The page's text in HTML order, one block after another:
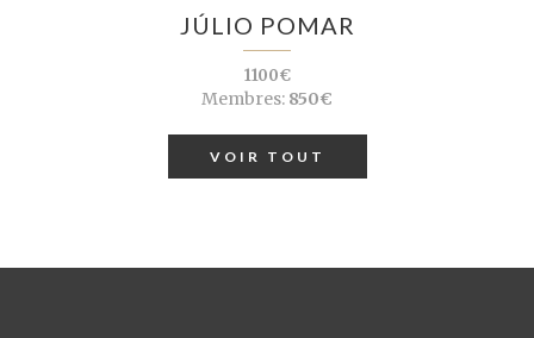
JÚLIO POMAR
1100€
Membres: 850€
VOIR TOUT